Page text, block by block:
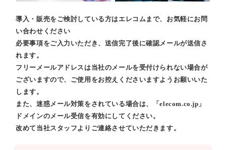
導入・販売をご検討している方はエレコムまで、お気軽にお問
い合わせください
必要事項をご入力いただき、送信完了後に確認メールが送信さ
れます。
フリーメールアドレスは当社のメールを受付けられない場合が
ございますので、ご使用をお控えくださいますようお願いいた
します。
また、迷惑メール対策をされている場合は、「elecom.co.jp」
ドメインのメール受信を有効にしてください。
改めて当社スタッフよりご連絡させていただきます。